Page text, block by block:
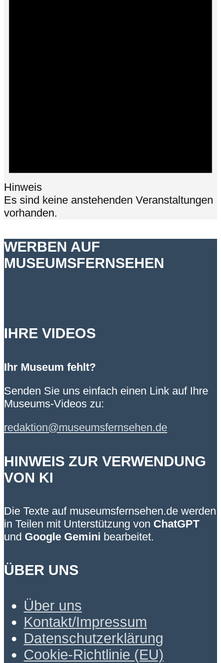
Hinweis
Es sind keine anstehenden Veranstaltungen
vorhanden.
WERBEN AUF
MUSEUMSFERNSEHEN
IHRE VIDEOS
Ihr Museum fehlt?
Senden Sie uns einfach einen Link auf Ihre
Museums-Videos zu:
redaktion@museumsfernsehen.de
HINWEIS ZUR VERWENDUNG
VON KI
Die Texte auf museumsfernsehen.de werden
in Teilen mit Unterstützung von ChatGPT
und Google Gemini bearbeitet.
ÜBER UNS
Über uns
Kontakt/Impressum
Datenschutzerklärung
Cookie-Richtlinie (EU)